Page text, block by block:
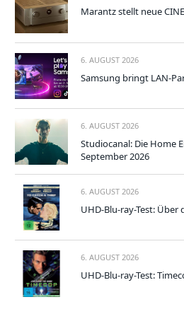
Marantz stellt neue
6. AUGUST 2026
Samsung bringt LAN-
6. AUGUST 2026
Studiocanal: Die Home
September 2026
6. AUGUST 2026
UHD-Blu-ray-Test: Über
6. AUGUST 2026
UHD-Blu-ray-Test: